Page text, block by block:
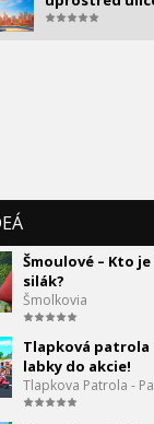
Šmoulové – Kto je
silák?
Šmolkovia
Tlapková patrola
labky do akcie!
Tlapkova Patrola -